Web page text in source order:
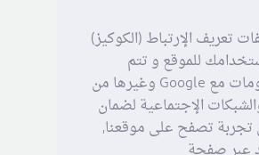
تعريف الإرتباط (الكوكيز)
للموقع و تتم
مشاركة بعض المعلومات مع Google وغيرها من
الإجتماعية لضمان
تصفح على موقعنا,